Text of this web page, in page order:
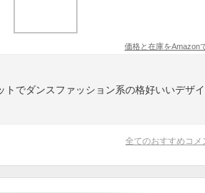
価格と在庫をAmazon
トでダンスファッション系の格好いいデザ
全てのおすすめコメ